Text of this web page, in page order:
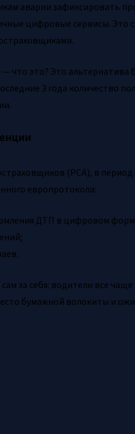
аварии зафиксировать
цифровые сервисы. Это
что это? Это
3 года количество
(РСА), в период
европротокола:
ДТП в цифровом
сам за себя: водители все
бумажной волокиты и